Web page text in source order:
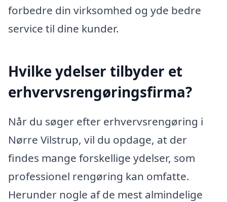
forbedre din virksomhed og yde bedre
service til dine kunder.
Hvilke ydelser tilbyder et
erhvervsrengøringsfirma?
Når du søger efter erhvervsrengøring i
Nørre Vilstrup, vil du opdage, at der
findes mange forskellige ydelser, som
professionel rengøring kan omfatte.
Herunder nogle af de mest almindelige